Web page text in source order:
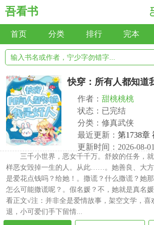
吾看书
首页 分类 排行 完本
快穿：所有人都知道
作者： 甜桃桃桃
状态：已完结
分类：修真武侠
最近更新： 第1738章
更新时间：2026-08-
三千小世界，恶女千千万。舒姣的任务，
样恶女毁掉一生的人。从此……。她善良、大
是爱花点钱吗？给她！。撒谎？什么撒谎？她
怎么可能撒谎呢？。假名媛？不，她就是真名
看正文√注：并非全是爱情故事，架空文学，喜
退，小可爱们手下留情...